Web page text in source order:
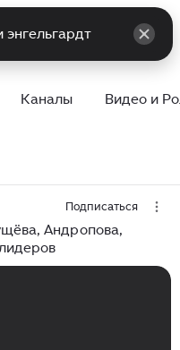
Каналы Видео и
Подписаться
Андропова,